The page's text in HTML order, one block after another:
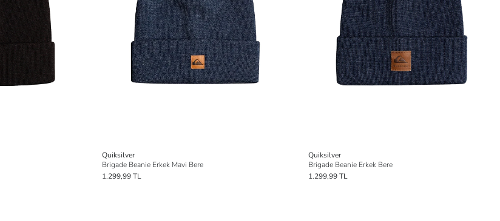
Quiksilver
Brigade Beanie Erkek Mavi Bere
1.299,99 TL
Quiksilver
Brigade Beanie Erkek Bere
1.299,99 TL